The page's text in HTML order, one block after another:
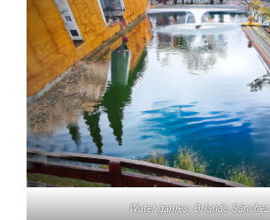
Water games. Orlando Sánchez